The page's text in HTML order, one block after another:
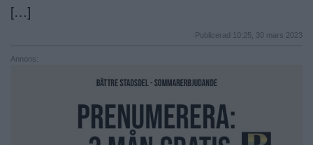
[…]
Publicerad 10:25, 30 mars 2023
Annons: